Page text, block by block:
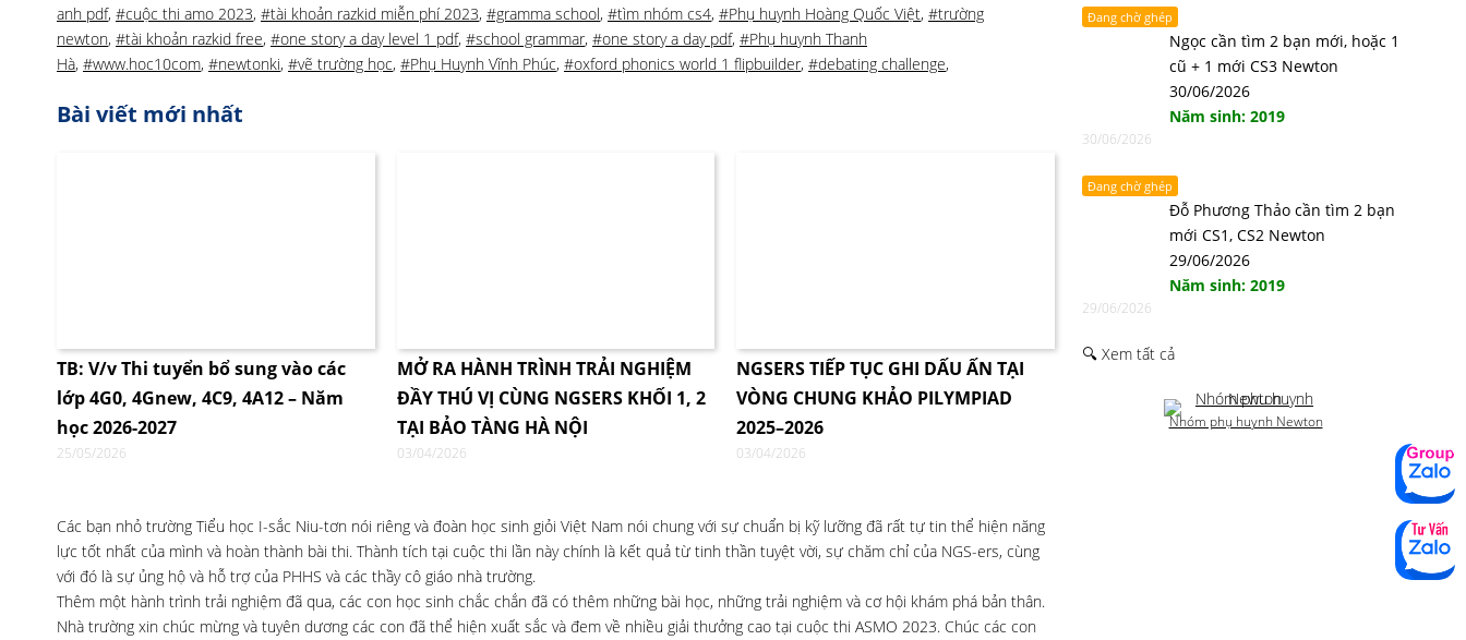
anh pdf, #cuộc thi amo 2023, #tài khoản razkid miễn phí 2023, #gramma school, #tìm nhóm cs4, #Phụ huynh Hoàng Quốc Việt, #trường
newton, #tài khoản razkid free, #one story a day level 1 pdf, #school grammar, #one story a day pdf, #Phụ huynh Thanh
Hà, #www.hoc10com, #newtonki, #vẽ trường học, #Phụ Huynh Vĩnh Phúc, #oxford phonics world 1 flipbuilder, #debating challenge,
Bài viết mới nhất
TB: V/v Thi tuyển bổ sung vào các
lớp 4G0, 4Gnew, 4C9, 4A12 – Năm
học 2026-2027
25/05/2026
MỞ RA HÀNH TRÌNH TRẢI NGHIỆM
ĐẦY THÚ VỊ CÙNG NGSERS KHỐI 1, 2
TẠI BẢO TÀNG HÀ NỘI
03/04/2026
NGSERS TIẾP TỤC GHI DẤU ẤN TẠI
VÒNG CHUNG KHẢO PILYMPIAD
2025–2026
03/04/2026
Các bạn nhỏ trường Tiểu học I-sắc Niu-tơn nói riêng và đoàn học sinh giỏi Việt Nam nói chung với sự chuẩn bị kỹ lưỡng đã rất tự tin thể hiện năng
lực tốt nhất của mình và hoàn thành bài thi. Thành tích tại cuộc thi lần này chính là kết quả từ tinh thần tuyệt vời, sự chăm chỉ của NGS-ers, cùng
với đó là sự ủng hộ và hỗ trợ của PHHS và các thầy cô giáo nhà trường.
Thêm một hành trình trải nghiệm đã qua, các con học sinh chắc chắn đã có thêm những bài học, những trải nghiệm và cơ hội khám phá bản thân.
Nhà trường xin chúc mừng và tuyên dương các con đã thể hiện xuất sắc và đem về nhiều giải thưởng cao tại cuộc thi ASMO 2023. Chúc các con
Đang chờ ghép
Ngọc cần tìm 2 bạn mới, hoặc 1
cũ + 1 mới CS3 Newton
30/06/2026
Năm sinh: 2019
30/06/2026
Đang chờ ghép
Đỗ Phương Thảo cần tìm 2 bạn
mới CS1, CS2 Newton
29/06/2026
Năm sinh: 2019
29/06/2026
🔍 Xem tất cả
Nhóm phụ huynh Newton